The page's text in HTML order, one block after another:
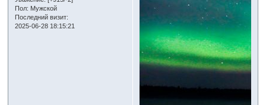
Пол: Мужской
Последний визит:
2025-06-28 18:15:21